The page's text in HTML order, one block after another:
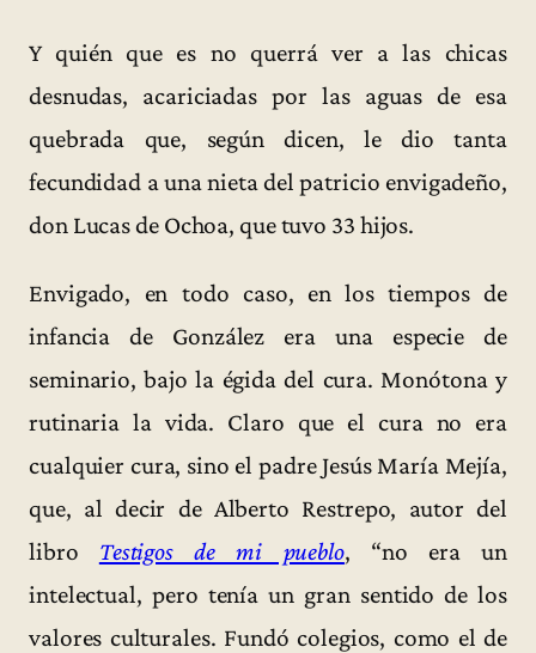
Y quién que es no querrá ver a las chicas
desnudas, acariciadas por las aguas de esa
quebrada que, según dicen, le dio tanta
fecundidad a una nieta del patricio envigadeño,
don Lucas de Ochoa, que tuvo 33 hijos.
Envigado, en todo caso, en los tiempos de
infancia de González era una especie de
seminario, bajo la égida del cura. Monótona y
rutinaria la vida. Claro que el cura no era
cualquier cura, sino el padre Jesús María Mejía,
que, al decir de Alberto Restrepo, autor del
libro Testigos de mi pueblo, “no era un
intelectual, pero tenía un gran sentido de los
valores culturales. Fundó colegios, como el de